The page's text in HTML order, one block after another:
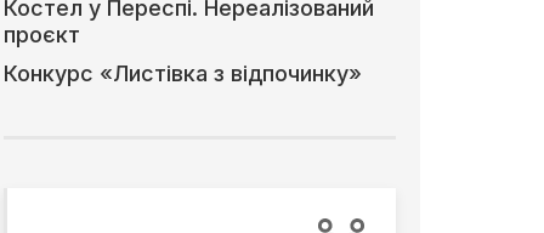
Костел у Переспі. Нереалізований
проєкт
Конкурс «Листівка з відпочинку»